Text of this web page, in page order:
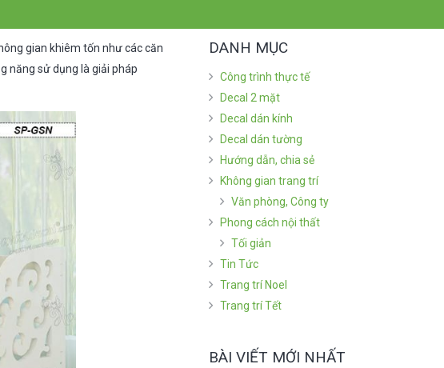
gian khiêm tốn như các căn
năng sử dụng là giải pháp
DANH MỤC
Công trình thực tế
Decal 2 mặt
Decal dán kính
Decal dán tường
Hướng dẫn, chia sẻ
Không gian trang trí
Văn phòng, Công ty
Phong cách nội thất
Tối giản
Tin Tức
Trang trí Noel
Trang trí Tết
BÀI VIẾT MỚI NHẤT